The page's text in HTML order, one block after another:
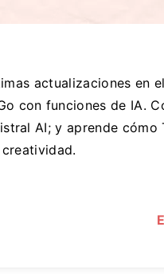
actualizaciones en
con funciones de IA.
AI; y aprende